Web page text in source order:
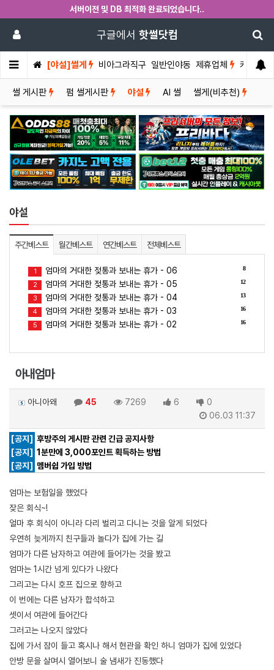
서버이전 및 DB 최적화 완료되었습니다..
구글에서 핫썰닷컴
[야설]썰게 비아그라직구 일반인야동 제휴업체 커뮤니티
썰 게시판 펌 썰게시판 야설 AI 썰 썰게(비추천)
야설
주간베스트 월간베스트 연간베스트 전체베스트
8
1 엄마의 거대한 젖통과 보내는 휴가 - 06
12
2 엄마의 거대한 젖통과 보내는 휴가 - 05
13
3 엄마의 거대한 젖통과 보내는 휴가 - 04
16
4 엄마의 거대한 젖통과 보내는 휴가 - 03
16
5 엄마의 거대한 젖통과 보내는 휴가 - 02
아내엄마
아니아왜 45 7269 6
0
06.03 11:37
[공지] 후방주의 게시판 관련 긴급 공지사항
[공지] 1분만에 3,000포인트 획득하는 방법
[공지]
멤버쉽 가입 방법
엄마는 보험일을 했었다
잦은 회식~!
얼마 후 회식이 아니라 다리 벌리고 다니는 것을 알게 되었다
우연히 늦게까지 친구들과 놀다가 집에 가는 길
엄마가 다른 남자하고 여관에 들어가는 것을 봤고
엄마는 1시간 넘게 있다가 나왔다
그리고는 다시 호프 집으로 향하고
이 번에는 다른 남자가 합석하고
셋이서 여관에 들어간다
그러고는 나오지 않았다
집에 가서 잠이 들고 혹시나 해서 현관을 확인 하니 엄마가 집에 있었다
안방 문을 살며시 열어보니 술 냄새가 진동했다